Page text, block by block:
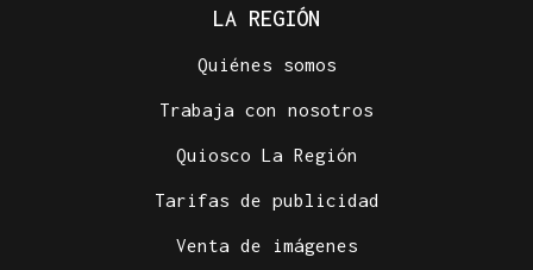
Fin de semana completo para el piragüismo
LA REGIÓN
Quiénes somos
Trabaja con nosotros
Quiosco La Región
Tarifas de publicidad
Venta de imágenes